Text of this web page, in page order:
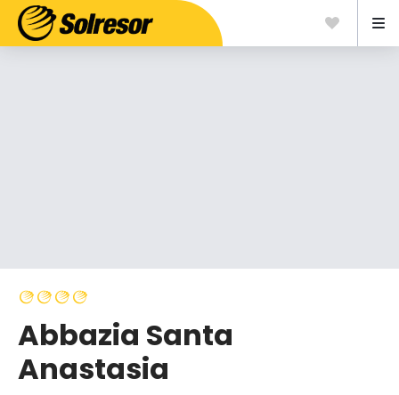
Abbazia Santa
Anastasia